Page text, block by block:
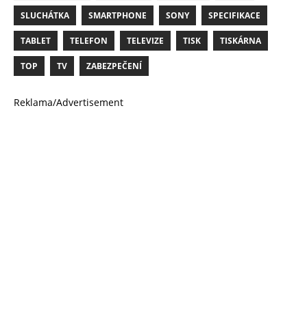
SLUCHÁTKA SMARTPHONE SONY SPECIFIKACE
TABLET TELEFON TELEVIZE TISK TISKÁRNA
TOP TV ZABEZPEČENÍ
Reklama/Advertisement